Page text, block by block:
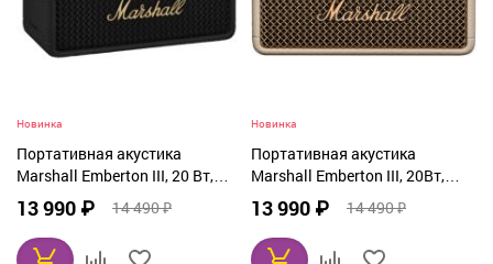
Новинка
Портативная акустика
Marshall Emberton III, 20 Вт,
черный
13 990 ₽ 14 490 ₽
Новинка
Портативная акустика
Marshall Emberton III, 20Вт,
бежевый
13 990 ₽ 14 490 ₽